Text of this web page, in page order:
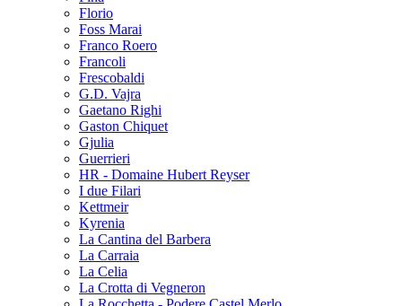
Florio
Foss Marai
Franco Roero
Francoli
Frescobaldi
G.D. Vajra
Gaetano Righi
Gaston Chiquet
Gjulia
Guerrieri
HR - Domaine Hubert Reyser
I due Filari
Kettmeir
Kyrenia
La Cantina del Barbera
La Carraia
La Celia
La Crotta di Vegneron